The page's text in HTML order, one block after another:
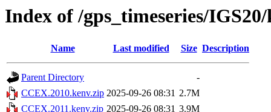
Index of /gps_timeseries/
Name Last modified Size Description
Parent Directory
-
CCEX.2010.kenv.zip 2025-09-26 08:31 2.7M
CCEX.2011.kenv.zip 2025-09-26 08:31 3.9M